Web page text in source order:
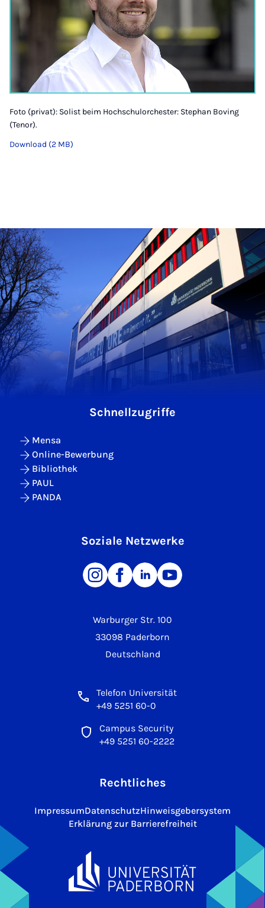
Foto (privat): Solist beim Hochschulorchester: Stephan Boving
(Tenor).
Download (2 MB)
Warburger Str. 100
33098 Paderborn
Deutschland
Telefon Universität
+49 5251 60-0
Campus Security
+49 5251 60-2222
Schnellzugriffe
Mensa
Online-Bewerbung
Bibliothek
PAUL
PANDA
Soziale Netzwerke
Rechtliches
ImpressumDatenschutzHinweisgebersystem
Erklärung zur Barrierefreiheit